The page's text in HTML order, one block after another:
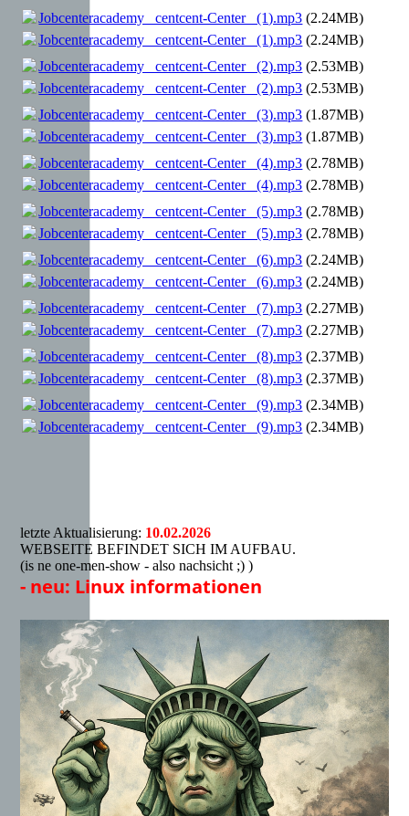
Jobcenteracademy _centcent-Center_ (1).mp3 (2.24MB)
Jobcenteracademy _centcent-Center_ (1).mp3 (2.24MB)
Jobcenteracademy _centcent-Center_ (2).mp3 (2.53MB)
Jobcenteracademy _centcent-Center_ (2).mp3 (2.53MB)
Jobcenteracademy _centcent-Center_ (3).mp3 (1.87MB)
Jobcenteracademy _centcent-Center_ (3).mp3 (1.87MB)
Jobcenteracademy _centcent-Center_ (4).mp3 (2.78MB)
Jobcenteracademy _centcent-Center_ (4).mp3 (2.78MB)
Jobcenteracademy _centcent-Center_ (5).mp3 (2.78MB)
Jobcenteracademy _centcent-Center_ (5).mp3 (2.78MB)
Jobcenteracademy _centcent-Center_ (6).mp3 (2.24MB)
Jobcenteracademy _centcent-Center_ (6).mp3 (2.24MB)
Jobcenteracademy _centcent-Center_ (7).mp3 (2.27MB)
Jobcenteracademy _centcent-Center_ (7).mp3 (2.27MB)
Jobcenteracademy _centcent-Center_ (8).mp3 (2.37MB)
Jobcenteracademy _centcent-Center_ (8).mp3 (2.37MB)
Jobcenteracademy _centcent-Center_ (9).mp3 (2.34MB)
Jobcenteracademy _centcent-Center_ (9).mp3 (2.34MB)
letzte Aktualisierung: 10.02.2026
WEBSEITE BEFINDET SICH IM AUFBAU.
(is ne one-men-show - also nachsicht ;) )
- neu: Linux informationen